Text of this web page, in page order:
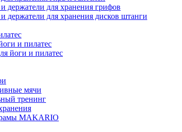
держатели для хранения грифов
держатели для хранения дисков штанги
и пилатес
йоги и пилатес
мячи
тренинг
MAKARIO